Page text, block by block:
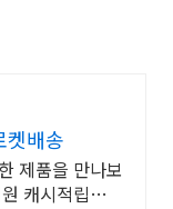
켓배송
제품을 만나보
캐시적립도